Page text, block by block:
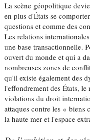
La scène géopolitique
en plus d'États se
questions et comme des
Les relations
une base transactionnelle.
ouvert du monde et qui a
nombreuses zones de
qu'il existe également des
l'effondrement des États,
violations du droit
attaques contre les « biens
la haute mer et l'espace